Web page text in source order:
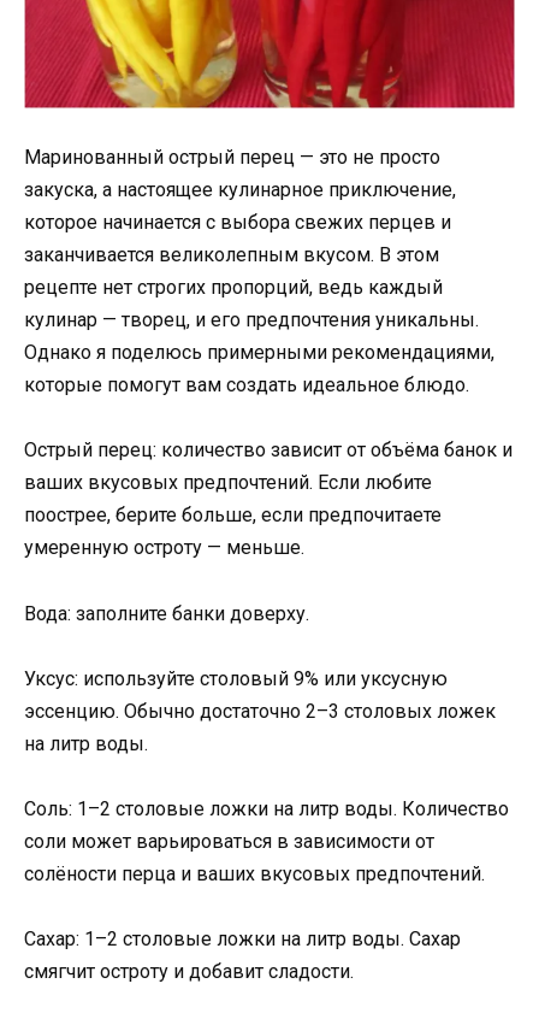
Маринованный острый перец — это не просто
закуска, а настоящее кулинарное приключение,
которое начинается с выбора свежих перцев и
заканчивается великолепным вкусом. В этом
рецепте нет строгих пропорций, ведь каждый
кулинар — творец, и его предпочтения уникальны.
Однако я поделюсь примерными рекомендациями,
которые помогут вам создать идеальное блюдо.
Острый перец: количество зависит от объёма банок и
ваших вкусовых предпочтений. Если любите
поострее, берите больше, если предпочитаете
умеренную остроту — меньше.
Вода: заполните банки доверху.
Уксус: используйте столовый 9% или уксусную
эссенцию. Обычно достаточно 2–3 столовых ложек
на литр воды.
Соль: 1–2 столовые ложки на литр воды. Количество
соли может варьироваться в зависимости от
солёности перца и ваших вкусовых предпочтений.
Сахар: 1–2 столовые ложки на литр воды. Сахар
смягчит остроту и добавит сладости.